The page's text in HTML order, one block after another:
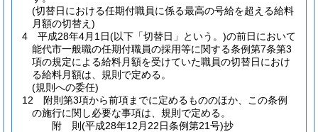
(切替日における任期付職員に係る最高の号給を超える給料
月額の切替え)
4
平成28年4月1日(以下「切替日」という。)の前日において
能代市一般職の任期付職員の採用等に関する条例第7条第3
項の規定による給料月額を受けていた職員の切替日におけ
る給料月額は、規則で定める。
(規則への委任)
12
附則第3項から前項までに定めるもののほか、この条例
の施行に関し必要な事項は、規則で定める。
附 則(平成28年12月22日条例第21号)抄